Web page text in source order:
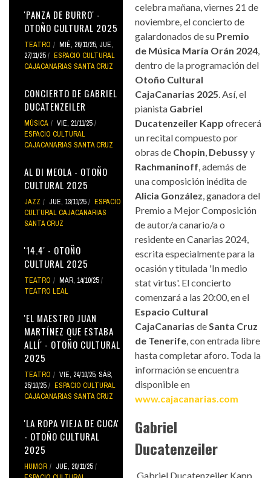
'PANZA DE BURRO' -
OTOÑO CULTURAL 2025
TEATRO MIÉ, 26/11/25, JUE,
27/11/25
ESPACIO CULTURAL
CAJACANARIAS SANTA CRUZ
CONCIERTO DE GABRIEL
DUCATENZEILER
MÚSICA
VIE, 21/11/25
ESPACIO CULTURAL
CAJACANARIAS SANTA CRUZ
AL DI MEOLA - OTOÑO
CULTURAL 2025
JAZZ JUE, 13/11/25
ESPACIO
CULTURAL CAJACANARIAS
SANTA CRUZ
'14.4' - OTOÑO
CULTURAL 2025
TEATRO
MAR, 14/10/25
TEATRO LEAL
'EL MAESTRO JUAN
MARTÍNEZ QUE ESTABA
ALLÍ' - OTOÑO CULTURAL
2025
TEATRO VIE, 24/10/25, SÁB,
25/10/25
ESPACIO CULTURAL
CAJACANARIAS SANTA CRUZ
'LA ROPA VIEJA DE CUCA'
- OTOÑO CULTURAL
2025
HUMOR
JUE, 20/11/25
celebra mañana, viernes 21 de
noviembre, el concierto de
galardonados de su Premio
de Música María Orán 2024,
dentro de la programación del
Otoño Cultural
CajaCanarias 2025. Así, el
pianista Gabriel
Ducatenzeiler Kapp ofrecerá
un recital compuesto por
obras de Chopin, Debussyy
Rachmaninoff, además de
una composición inédita de
Alicia González, ganadora del
Premio a Mejor Composición
de autor/a canario/a o
residente en Canarias 2024,
escrita especialmente para la
ocasión y titulada 'In medio
stat virtus'. El concierto
comenzará a las 20:00, en el
Espacio Cultural
CajaCanariasdeSanta Cruz
de Tenerife, con entrada libre
hasta completar aforo. Toda la
información se encuentra
disponible en
www.cajacanarias.com
Gabriel
Ducatenzeiler
Gabriel Ducatenzeiler Kapp